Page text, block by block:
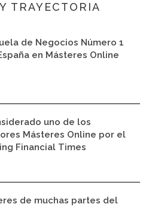
TRAYECTORIA
de Negocios Número 1
en Másteres Online
uno de los
Másteres Online por el
Financial Times
de muchas partes del